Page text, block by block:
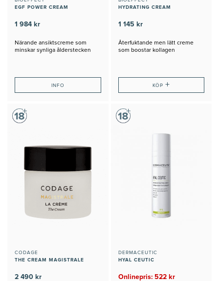
EGF POWER CREAM
1 984 kr
Närande ansiktscreme som
minskar synliga ålderstecken
INFO
HYDRATING CREAM
1 145 kr
Återfuktande men lätt creme
som boostar kollagen
KÖP +
CODAGE
THE CREAM MAGISTRALE
2 490 kr
DERMACEUTIC
HYAL CEUTIC
Onlinepris: 522 kr